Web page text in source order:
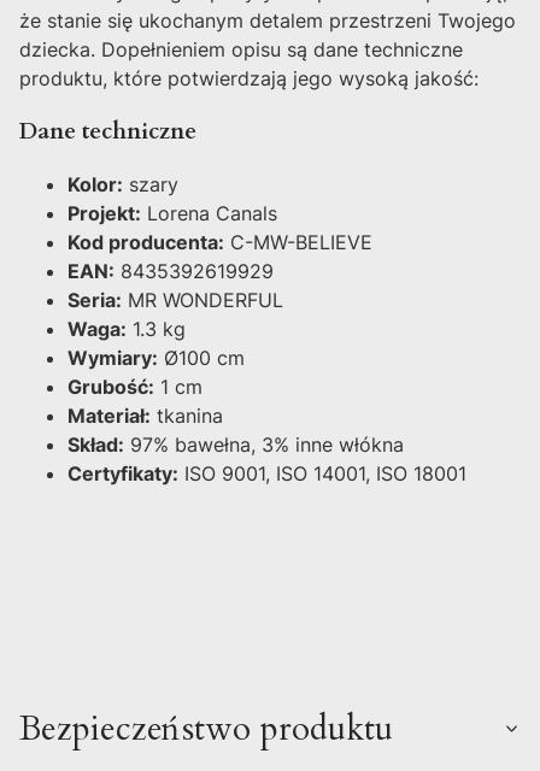
że stanie się ukochanym detalem przestrzeni Twojego
dziecka. Dopełnieniem opisu są dane techniczne
produktu, które potwierdzają jego wysoką jakość:
Dane techniczne
Kolor: szary
Projekt: Lorena Canals
Kod producenta: C-MW-BELIEVE
EAN: 8435392619929
Seria: MR WONDERFUL
Waga: 1.3 kg
Wymiary: Ø100 cm
Grubość: 1 cm
Materiał: tkanina
Skład: 97% bawełna, 3% inne włókna
Certyfikaty: ISO 9001, ISO 14001, ISO 18001
Bezpieczeństwo produktu